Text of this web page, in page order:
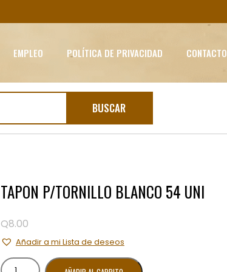
EMPLEO POLÍTICA DE PRIVACIDAD CONTACTO
BUSCAR
TAPON P/TORNILLO BLANCO 54 UNI
Q8.00
Añadir a mi Lista de deseos
TAPON